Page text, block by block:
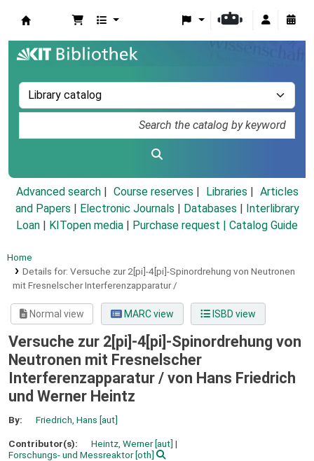
Advanced search Course reserves Libraries
Articles
and Papers
Electronic Journals Databases
Interlibrary
Loan
KITopen media Purchase request | Catalog Guide
Home
Details for: Versuche zur 2[pi]-4[pi]-Spinordrehung von Neutronen
mit Fresnelscher Interferenzapparatur /
Normal view MARC view ISBD view
Versuche zur 2[pi]-4[pi]-Spinordrehung von
Neutronen mit Fresnelscher
Interferenzapparatur / von Hans Friedrich
und Werner Heintz
By: Friedrich, Hans [aut]
Contributor(s): Heintz, Werner[aut]
Forschungs- und Messreaktor[oth]